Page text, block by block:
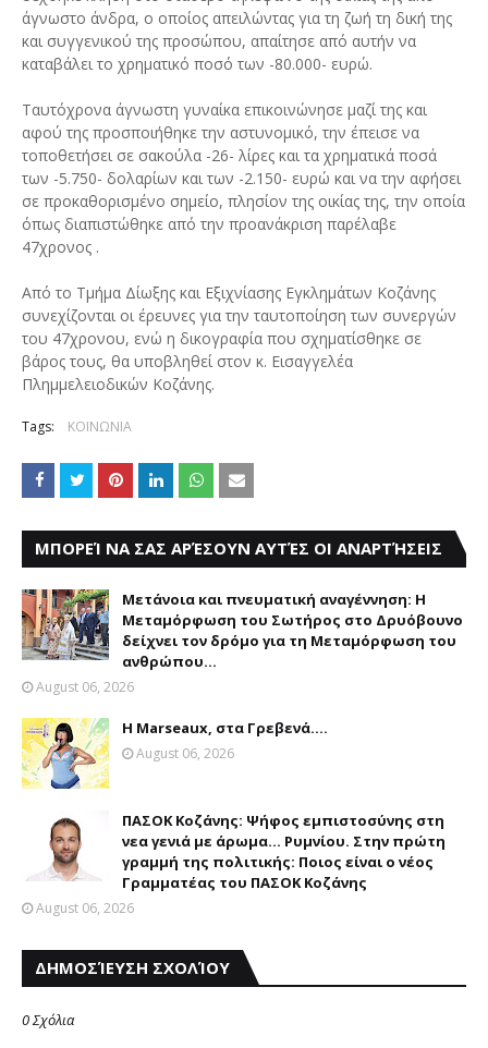
άγνωστο άνδρα, ο οποίος απειλώντας για τη ζωή τη δική της
και συγγενικού της προσώπου, απαίτησε από αυτήν να
καταβάλει το χρηματικό ποσό των -80.000- ευρώ.
Ταυτόχρονα άγνωστη γυναίκα επικοινώνησε μαζί της και
αφού της προσποιήθηκε την αστυνομικό, την έπεισε να
τοποθετήσει σε σακούλα -26- λίρες και τα χρηματικά ποσά
των -5.750- δολαρίων και των -2.150- ευρώ και να την αφήσει
σε προκαθορισμένο σημείο, πλησίον της οικίας της, την οποία
όπως διαπιστώθηκε από την προανάκριση παρέλαβε
47χρονος .
Από το Τμήμα Δίωξης και Εξιχνίασης Εγκλημάτων Κοζάνης
συνεχίζονται οι έρευνες για την ταυτοποίηση των συνεργών
του 47χρονου, ενώ η δικογραφία που σχηματίσθηκε σε
βάρος τους, θα υποβληθεί στον κ. Εισαγγελέα
Πλημμελειοδικών Κοζάνης.
Tags: ΚΟΙΝΩΝΙΑ
ΜΠΟΡΕΊ ΝΑ ΣΑΣ ΑΡΈΣΟΥΝ ΑΥΤΈΣ ΟΙ ΑΝΑΡΤΉΣΕΙΣ
Μετάνοια και πνευματική αναγέννηση: Η
Μεταμόρφωση του Σωτήρος στο Δρυόβουνο
δείχνει τον δρόμο για τη Μεταμόρφωση του
ανθρώπου...
August 06, 2026
Η Marseaux, στα Γρεβενά….
August 06, 2026
ΠΑΣΟΚ Κοζάνης: Ψήφος εμπιστοσύνης στη
νεα γενιά με άρωμα... Ρυμνίου. Στην πρώτη
γραμμή της πολιτικής: Ποιος είναι ο νέος
Γραμματέας του ΠΑΣΟΚ Κοζάνης
August 06, 2026
ΔΗΜΟΣΊΕΥΣΗ ΣΧΟΛΊΟΥ
0 Σχόλια